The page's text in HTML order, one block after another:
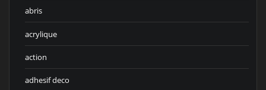
abris
acrylique
action
adhesif deco